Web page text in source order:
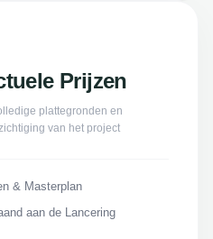
Prijzen
plattegronden en
van het project
& Masterplan
aan de Lancering